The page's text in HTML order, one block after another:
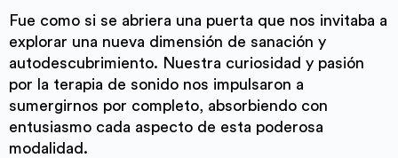
Fue como si se abriera una puerta que nos invitaba a
explorar una nueva dimensión de sanación y
autodescubrimiento. Nuestra curiosidad y pasión
por la terapia de sonido nos impulsaron a
sumergirnos por completo, absorbiendo con
entusiasmo cada aspecto de esta poderosa
modalidad.